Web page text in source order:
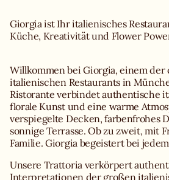
Giorgia ist Ihr italienisches
Küche, Kreativität und Flower
Willkommen bei Giorgia, einem der
italienischen Restaurants in
Ristorante verbindet authentische
florale Kunst und eine warme
verspiegelte Decken, farbenfrohes
sonnige Terrasse. Ob zu zweit, mit
Familie. Giorgia begeistert bei
Unsere Trattoria verkörpert
Interpretationen der großen